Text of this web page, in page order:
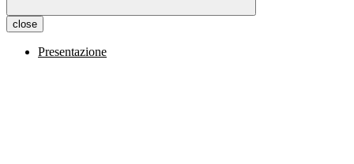
close
Presentazione